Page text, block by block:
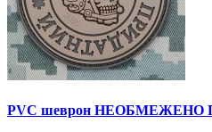
PVC шеврон НЕОБМЕЖЕНО